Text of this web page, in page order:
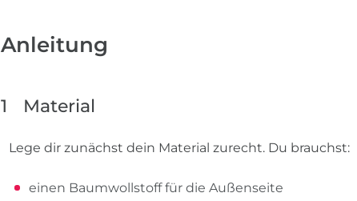
Anleitung
1 Material
Lege dir zunächst dein Material zurecht. Du brauchst:
einen Baumwollstoff für die Außenseite